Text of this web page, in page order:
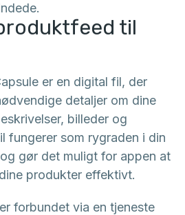
til
er en digital fil, der
detaljer om dine
billeder og
fungerer som rygraden i din
gør det muligt for appen at
produkter effektivt.
forbundet via en tjeneste